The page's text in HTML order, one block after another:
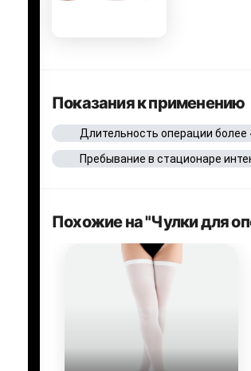
Показания к применению
Длительность операции более
Пребывание в стационаре
Похожие на "Чулки для